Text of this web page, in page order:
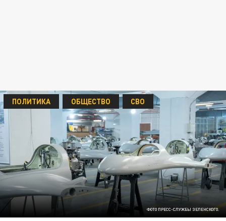
ФОТО ПРЕСС-СЛУЖБЫ ЗЕЛЕНСКОГО.
ПОЛИТИКА ОБЩЕСТВО СВО